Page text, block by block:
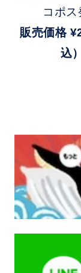
コポス
販売価格
込）